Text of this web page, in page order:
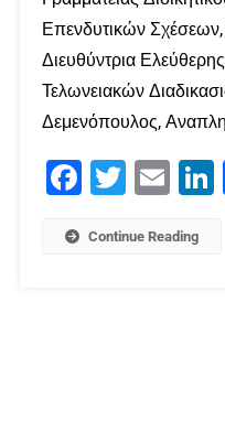
Επενδυτικών
Διευθύντρια
Τελωνειακών
Δεμενόπουλος,
Facebook
Twitter Email
Continue Reading